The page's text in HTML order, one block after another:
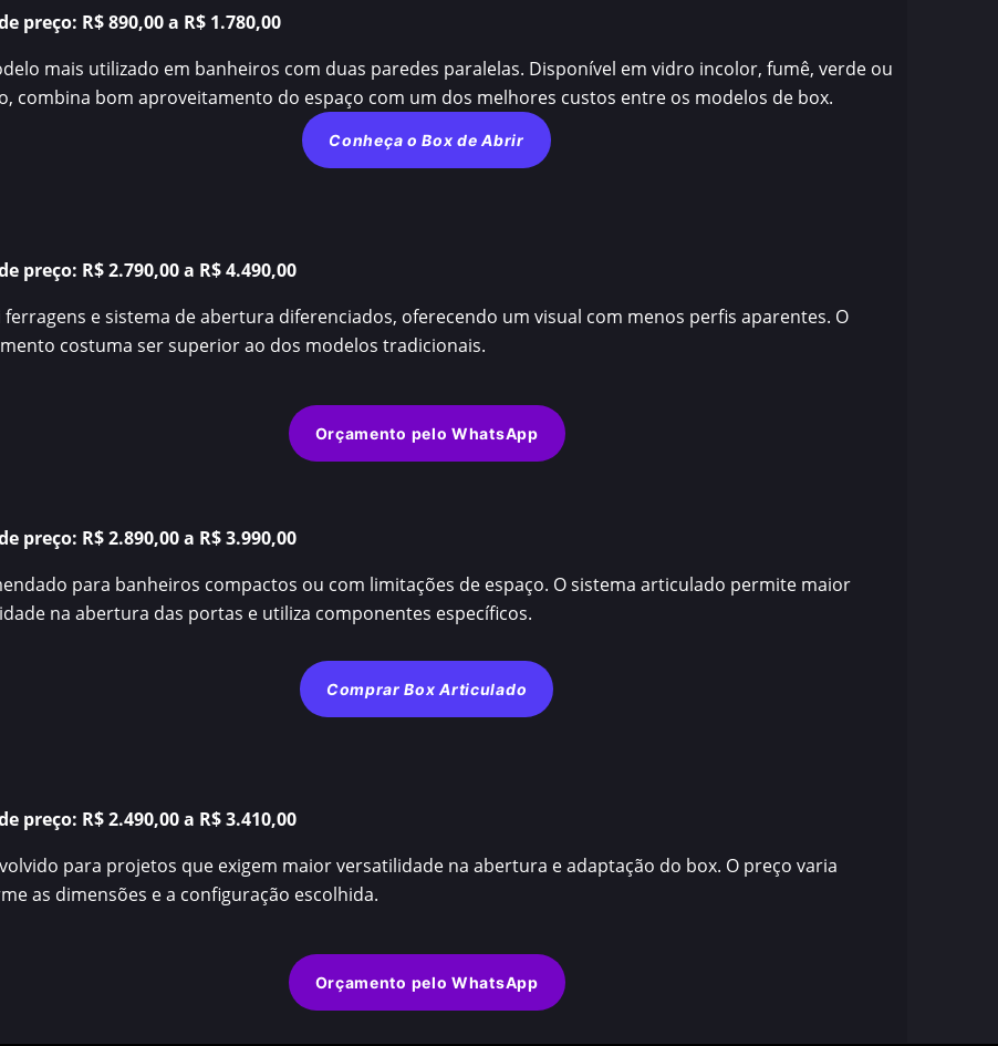
preço: R$ 890,00 a R$ 1.780,00
mais utilizado em banheiros com duas paredes paralelas. Disponível em vidro incolor, fumê, verde ou
combina bom aproveitamento do espaço com um dos melhores custos entre os modelos de box.
Conheça o Box de Abrir
preço: R$ 2.790,00 a R$ 4.490,00
ferragens e sistema de abertura diferenciados, oferecendo um visual com menos perfis aparentes. O
costuma ser superior ao dos modelos tradicionais.
Orçamento pelo WhatsApp
preço: R$ 2.890,00 a R$ 3.990,00
para banheiros compactos ou com limitações de espaço. O sistema articulado permite maior
na abertura das portas e utiliza componentes específicos.
Comprar Box Articulado
preço: R$ 2.490,00 a R$ 3.410,00
para projetos que exigem maior versatilidade na abertura e adaptação do box. O preço varia
as dimensões e a configuração escolhida.
Orçamento pelo WhatsApp